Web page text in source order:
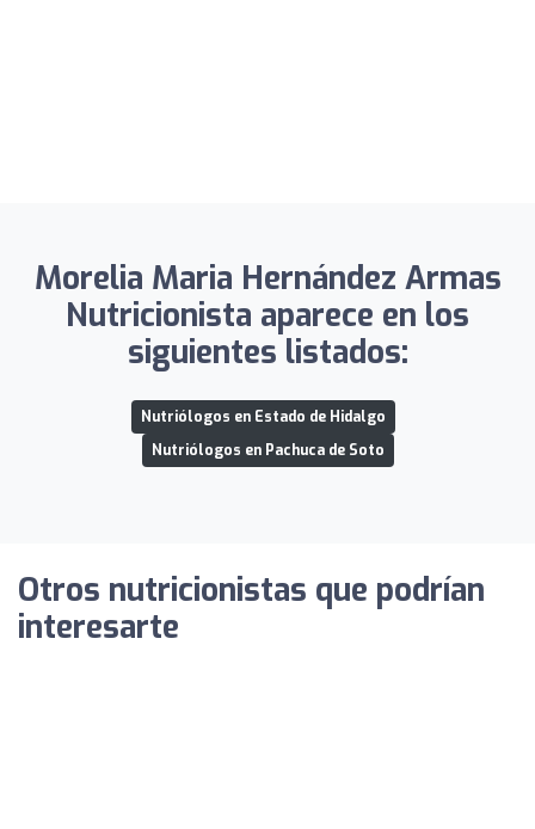
Morelia Maria Hernández Armas
Nutricionista aparece en los
siguientes listados:
Nutriólogos en Estado de Hidalgo
Nutriólogos en Pachuca de Soto
Otros nutricionistas que podrían
interesarte